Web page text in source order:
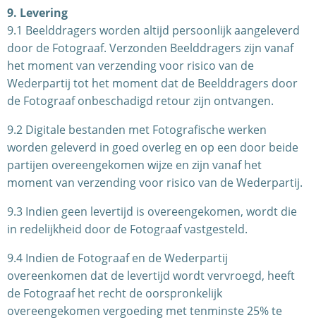
9. Levering
9.1 Beelddragers worden altijd persoonlijk aangeleverd
door de Fotograaf. Verzonden Beelddragers zijn vanaf
het moment van verzending voor risico van de
Wederpartij tot het moment dat de Beelddragers door
de Fotograaf onbeschadigd retour zijn ontvangen.
9.2 Digitale bestanden met Fotografische werken
worden geleverd in goed overleg en op een door beide
partijen overeengekomen wijze en zijn vanaf het
moment van verzending voor risico van de Wederpartij.
9.3 Indien geen levertijd is overeengekomen, wordt die
in redelijkheid door de Fotograaf vastgesteld.
9.4 Indien de Fotograaf en de Wederpartij
overeenkomen dat de levertijd wordt vervroegd, heeft
de Fotograaf het recht de oorspronkelijk
overeengekomen vergoeding met tenminste 25% te